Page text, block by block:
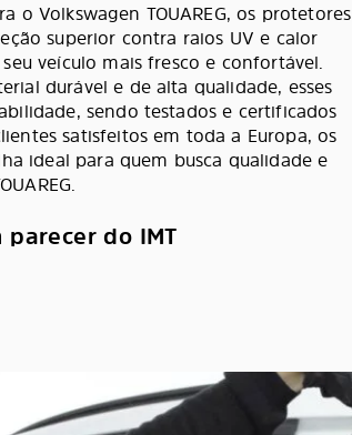
o Volkswagen TOUAREG, os protetores
superior contra raios UV e calor
veículo mais fresco e confortável.
durável e de alta qualidade, esses
sendo testados e certificados
satisfeitos em toda a Europa, os
ideal para quem busca qualidade e
parecer do IMT